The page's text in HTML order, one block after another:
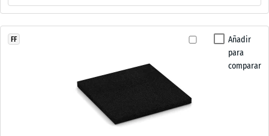
Añadir
para
comparar
FF